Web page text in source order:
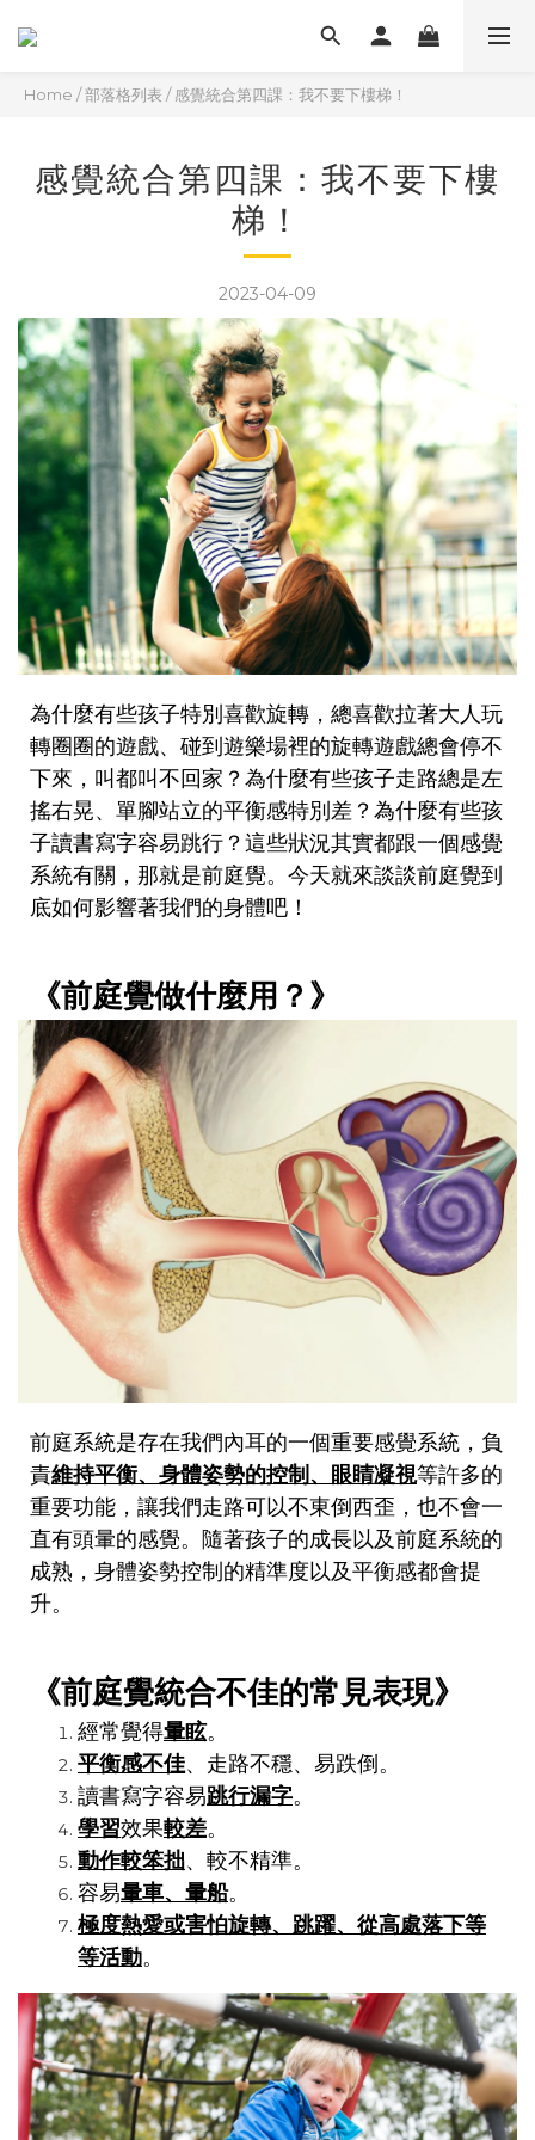
Home /部落格列表 /感覺統合第四課：我不要下樓梯！
感覺統合第四課：我不要下樓
梯！
2023-04-09
為什麼有些孩子特別喜歡旋轉，總喜歡拉著大人玩
轉圈圈的遊戲、碰到遊樂場裡的旋轉遊戲總會停不
下來，叫都叫不回家？為什麼有些孩子走路總是左
搖右晃、單腳站立的平衡感特別差？為什麼有些孩
子讀書寫字容易跳行？這些狀況其實都跟一個感覺
系統有關，那就是前庭覺。今天就來談談前庭覺到
底如何影響著我們的身體吧！
《前庭覺做什麼用？》
前庭系統是存在我們內耳的一個重要感覺系統，負
責維持平衡、身體姿勢的控制、眼睛凝視等許多的
重要功能，讓我們走路可以不東倒西歪，也不會一
直有頭暈的感覺。隨著孩子的成長以及前庭系統的
成熟，身體姿勢控制的精準度以及平衡感都會提
升。
《前庭覺統合不佳的常見表現》
經常覺得暈眩。
平衡感不佳、走路不穩、易跌倒。
讀書寫字容易跳行漏字。
學習效果較差。
動作較笨拙、較不精準。
容易暈車、暈船。
極度熱愛或害怕旋轉、跳躍、從高處落下等
等活動。